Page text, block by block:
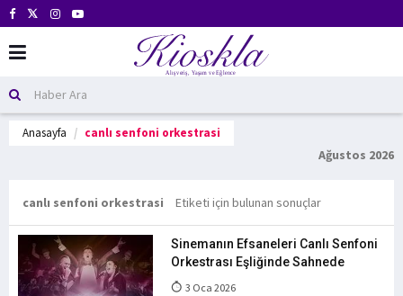
Anasayfa canlı senfoni orkestrasi
Ağustos 2026
canlı senfoni orkestrasi Etiketi için bulunan sonuçlar
Sinemanın Efsaneleri Canlı Senfoni
Orkestrası Eşliğinde Sahnede
3 Oca 2026